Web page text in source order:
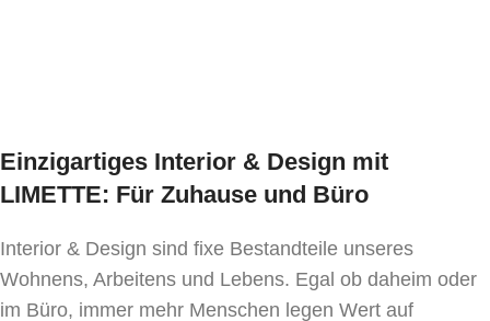
Einzigartiges Interior & Design mit
LIMETTE: Für Zuhause und Büro
Interior & Design sind fixe Bestandteile unseres
Wohnens, Arbeitens und Lebens. Egal ob daheim oder
im Büro, immer mehr Menschen legen Wert auf